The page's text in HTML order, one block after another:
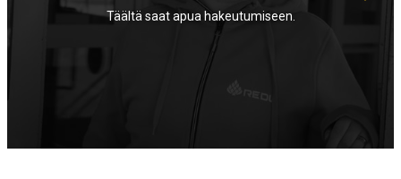
Täältä saat apua hakeutumiseen.